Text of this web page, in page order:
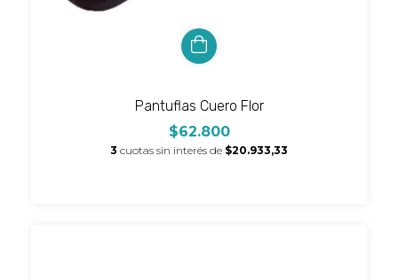
Pantuflas Cuero Flor
$62.800
3 cuotas sin interés de $20.933,33